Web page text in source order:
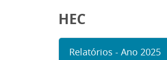
HEC
Relatórios - Ano 2025